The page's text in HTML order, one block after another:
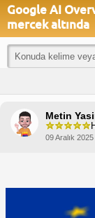
Google AI
mercek altında
Metin
09 Aralık